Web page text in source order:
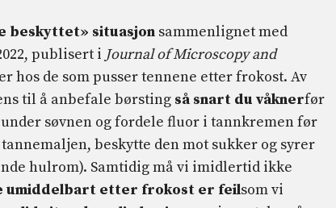
beskyttet» situasjon sammenlignet med
publisert i Journal of Microscopy and
hos de som pusser tennene etter frokost. Av
til å anbefale børsting så snart du våknerfør
søvnen og fordele fluor i tannkremen før
beskytte den mot sukker og syrer
hulrom). Samtidig må vi imidlertid ikke
umiddelbart etter frokost er feilsom vi